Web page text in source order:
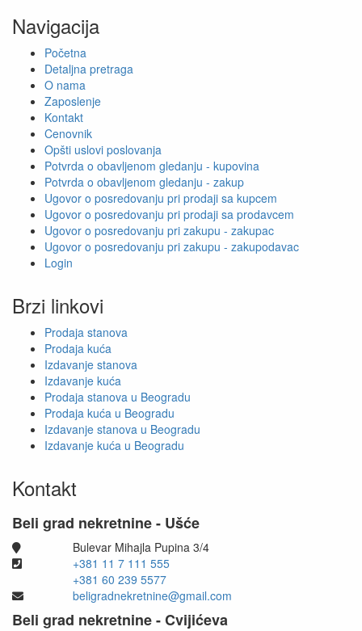
Navigacija
Početna
Detaljna pretraga
O nama
Zaposlenje
Kontakt
Cenovnik
Opšti uslovi poslovanja
Potvrda o obavljenom gledanju - kupovina
Potvrda o obavljenom gledanju - zakup
Ugovor o posredovanju pri prodaji sa kupcem
Ugovor o posredovanju pri prodaji sa prodavcem
Ugovor o posredovanju pri zakupu - zakupac
Ugovor o posredovanju pri zakupu - zakupodavac
Login
Brzi linkovi
Prodaja stanova
Prodaja kuća
Izdavanje stanova
Izdavanje kuća
Prodaja stanova u Beogradu
Prodaja kuća u Beogradu
Izdavanje stanova u Beogradu
Izdavanje kuća u Beogradu
Kontakt
Beli grad nekretnine - Ušće
Bulevar Mihajla Pupina 3/4
+381 11 7 111 555
+381 60 239 5577
beligradnekretnine@gmail.com
Beli grad nekretnine - Cvijićeva